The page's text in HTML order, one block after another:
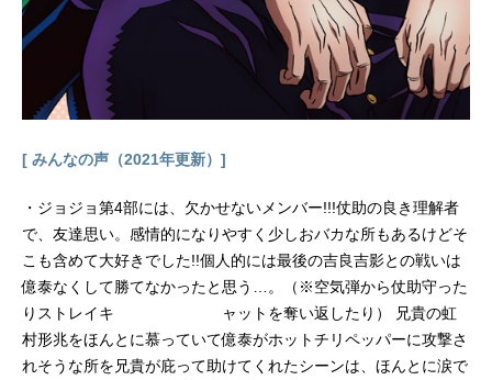
に、僕、ゲゲゲの鬼太郎たちが現れ
ます！作品名ゲゲゲの鬼太郎（第5
期）放送形態TVアニメシリーズゲゲ
ゲの鬼太郎スケジュール2007年4月1
日（日）～2009年3月29日（日）フ
太郎：高山みなみ目玉おやじ：田の
木渉砂かけばばあ：山本圭子子泣き
じじい／ぬりかべ：龍田直樹一反
も...
[ みんなの声（2021年更新）]
・ジョジョ第4部には、欠かせないメンバー!!!仗助の良き理解者
で、友達思い。感情的になりやすく少しおバカな所もあるけどそ
こも含めて大好きでした!!個人的には最後の吉良吉影との戦いは
億泰なくして勝てなかったと思う…。（※空気弾から仗助守った
りストレイキ ャットを奪い返したり） 兄貴の虹
村形兆をほんとに慕っていて億泰がホットチリペッパーに攻撃さ
れそうな所を兄貴が庇って助けてくれたシーンは、ほんとに涙で